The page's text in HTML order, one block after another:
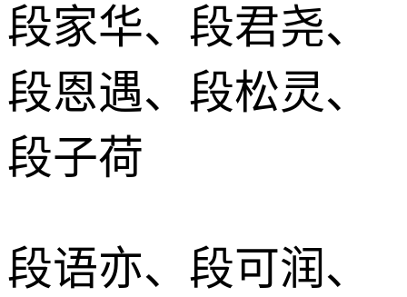
段家华、段君尧、
段恩遇、段松灵、
段子荷
段语亦、段可润、